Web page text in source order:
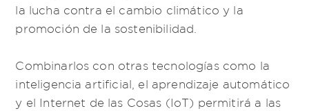
la lucha contra el cambio climático y la
promoción de la sostenibilidad.
Combinarlos con otras tecnologías como la
inteligencia artificial, el aprendizaje automático
y el Internet de las Cosas (IoT) permitirá a las